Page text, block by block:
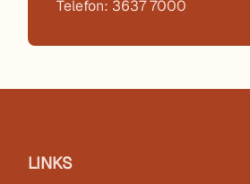
Telefon: 3637 7000
LINKS